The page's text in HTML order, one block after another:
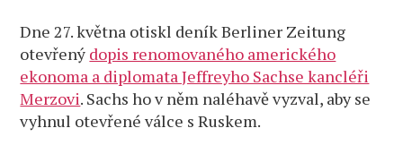
Dne 27. května otiskl deník Berliner Zeitung
otevřený dopis renomovaného amerického
ekonoma a diplomata Jeffreyho Sachse kancléři
Merzovi. Sachs ho v něm naléhavě vyzval, aby se
vyhnul otevřené válce s Ruskem.